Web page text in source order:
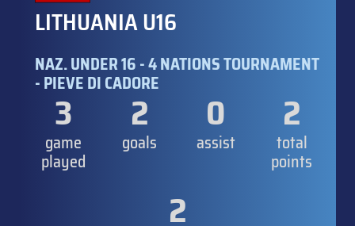
LITHUANIA U16
NAZ. UNDER 16 - 4 NATIONS TOURNAMENT
- PIEVE DI CADORE
3
game
played
2
goals
0
assist
2
total
points
2